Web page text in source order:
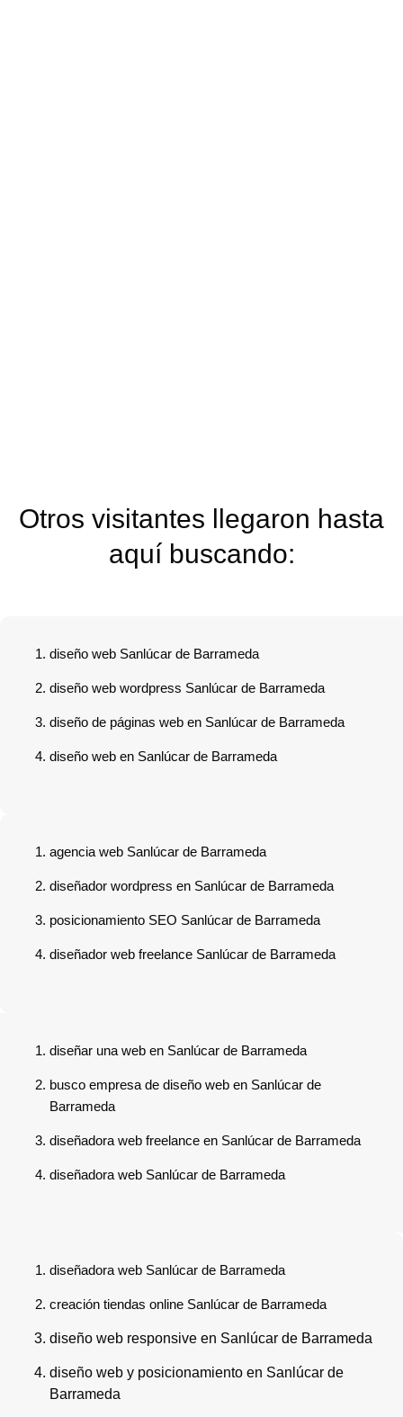
Otros visitantes llegaron hasta
aquí buscando:
diseño web Sanlúcar de Barrameda
diseño web wordpress Sanlúcar de Barrameda
diseño de páginas web en Sanlúcar de Barrameda
diseño web en Sanlúcar de Barrameda
agencia web Sanlúcar de Barrameda
diseñador wordpress en Sanlúcar de Barrameda
posicionamiento SEO Sanlúcar de Barrameda
diseñador web freelance Sanlúcar de Barrameda
diseñar una web en Sanlúcar de Barrameda
busco empresa de diseño web en Sanlúcar de
Barrameda
diseñadora web freelance en Sanlúcar de Barrameda
diseñadora web Sanlúcar de Barrameda
diseñadora web Sanlúcar de Barrameda
creación tiendas online Sanlúcar de Barrameda
diseño web responsive en Sanlúcar de Barrameda
diseño web y posicionamiento en Sanlúcar de
Barrameda